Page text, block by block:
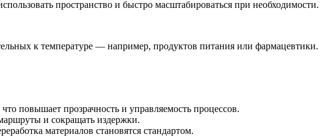
пространство и быстро масштабироваться при необходимости.
к температуре — например, продуктов питания или фармацевтики.
повышает прозрачность и управляемость процессов.
и сокращать издержки.
материалов становятся стандартом.